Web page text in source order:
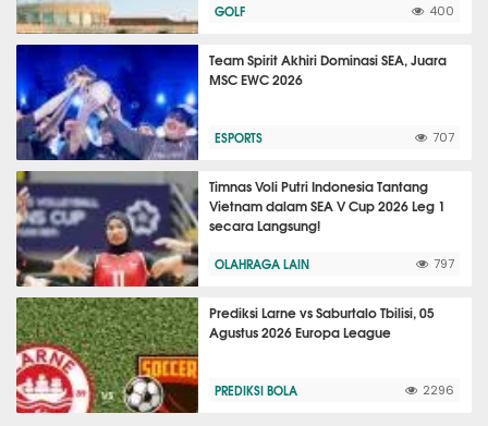
GOLF 400
Team Spirit Akhiri Dominasi SEA, Juara
MSC EWC 2026
ESPORTS 707
Timnas Voli Putri Indonesia Tantang
Vietnam dalam SEA V Cup 2026 Leg 1
secara Langsung!
OLAHRAGA LAIN 797
Prediksi Larne vs Saburtalo Tbilisi, 05
Agustus 2026 Europa League
PREDIKSI BOLA 2296